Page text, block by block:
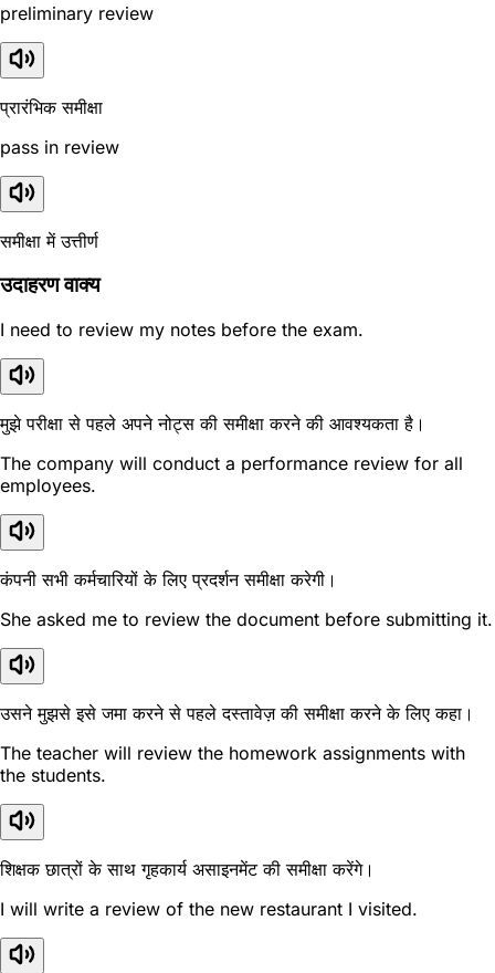
preliminary review
प्रारंभिक समीक्षा
pass in review
समीक्षा में उत्तीर्ण
उदाहरण वाक्य
I need to review my notes before the exam.
मुझे परीक्षा से पहले अपने नोट्स की समीक्षा करने की आवश्यकता है।
The company will conduct a performance review for all
employees.
कंपनी सभी कर्मचारियों के लिए प्रदर्शन समीक्षा करेगी।
She asked me to review the document before submitting it.
उसने मुझसे इसे जमा करने से पहले दस्तावेज़ की समीक्षा करने के लिए कहा।
The teacher will review the homework assignments with
the students.
शिक्षक छात्रों के साथ गृहकार्य असाइनमेंट की समीक्षा करेंगे।
I will write a review of the new restaurant I visited.